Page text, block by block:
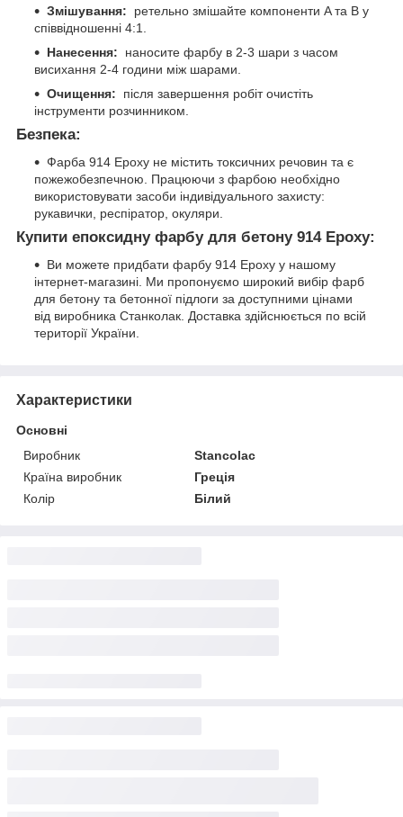
Змішування: ретельно змішайте компоненти A та B у
співвідношенні 4:1.
Нанесення: наносите фарбу в 2-3 шари з часом
висихання 2-4 години між шарами.
Очищення: після завершення робіт очистіть
інструменти розчинником.
Безпека:
Фарба 914 Epoxy не містить токсичних речовин та є
пожежобезпечною. Працюючи з фарбою необхідно
використовувати засоби індивідуального захисту:
рукавички, респіратор, окуляри.
Купити епоксидну фарбу для бетону 914 Epoxy:
Ви можете придбати фарбу 914 Epoxy у нашому
інтернет-магазині. Ми пропонуємо широкий вибір фарб
для бетону та бетонної підлоги за доступними цінами
від виробника Станколак. Доставка здійснюється по всій
території України.
Характеристики
Основні
Виробник
Stancolac
Країна виробник
Греція
Колір
Білий